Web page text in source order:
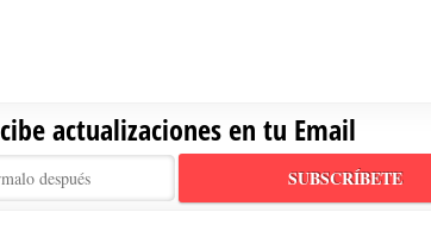
actualizaciones en tu Email